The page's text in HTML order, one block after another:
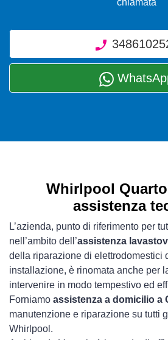
chiamata
Whirlpool
assistenza
L’azienda, punto di riferimento per
nell’ambito dell’assistenza
della riparazione di elettrodomestici
installazione, è rinomata anche per
intervenire in modo tempestivo ed
Forniamo assistenza a domicilio a
manutenzione e riparazione su tutti
Whirlpool.